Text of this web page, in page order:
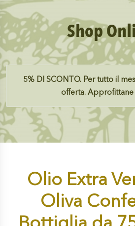
Shop
5% DI SCONTO. Per tutto il
offerta. Approfittane
Olio Extra
Oliva